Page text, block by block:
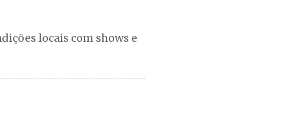
locais com shows e